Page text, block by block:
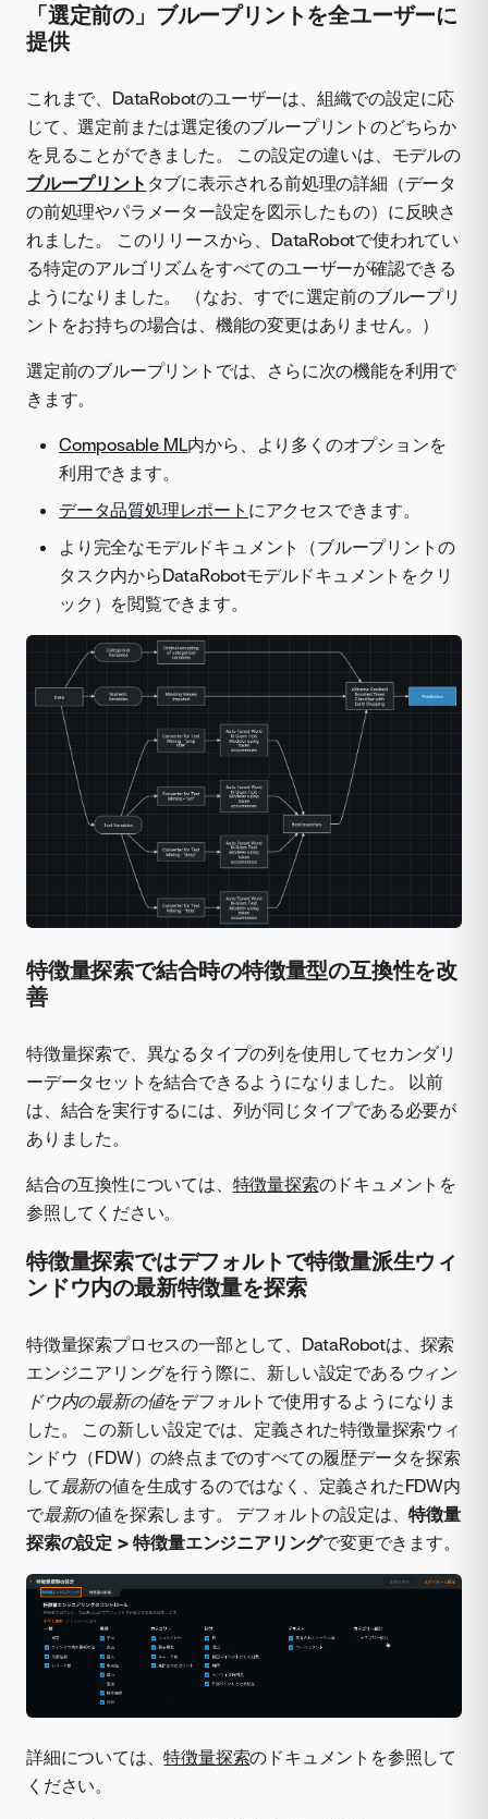
「選定前の」ブループリントを全ユーザーに
提供
これまで、DataRobotのユーザーは、組織での設定に応
じて、選定前または選定後のブループリントのどちらか
を見ることができました。 この設定の違いは、モデルの
ブループリント タブに表示される前処理の詳細（データ
の前処理やパラメーター設定を図示したもの）に反映さ
れました。 このリリースから、DataRobotで使われてい
る特定のアルゴリズムをすべてのユーザーが確認できる
ようになりました。 （なお、すでに選定前のブループリ
ントをお持ちの場合は、機能の変更はありません。）
選定前のブループリントでは、さらに次の機能を利用で
きます。
Composable ML内から、より多くのオプションを
利用できます。
データ品質処理レポート にアクセスできます。
より完全なモデルドキュメント（ブループリントの
タスク内からDataRobotモデルドキュメントをクリ
ック）を閲覧できます。
特徴量探索で結合時の特徴量型の互換性を改
善
特徴量探索で、異なるタイプの列を使用してセカンダリ
ーデータセットを結合できるようになりました。 以前
は、結合を実行するには、列が同じタイプである必要が
ありました。
結合の互換性については、 特徴量探索のドキュメントを
参照してください。
特徴量探索ではデフォルトで特徴量派生ウィ
ンドウ内の最新特徴量を探索
特徴量探索プロセスの一部として、DataRobotは、探索
エンジニアリングを行う際に、新しい設定である ウィン
ドウ内の最新の値をデフォルトで使用するようになりま
した。 この新しい設定では、定義された特徴量探索ウィ
ンドウ（FDW）の終点までのすべての履歴データを探索
して最新の値を生成するのではなく、定義されたFDW内
で最新の値を探索します。 デフォルトの設定は、特徴量
探索の設定 > 特徴量エンジニアリングで変更できます。
詳細については、特徴量探索のドキュメントを参照して
ください。